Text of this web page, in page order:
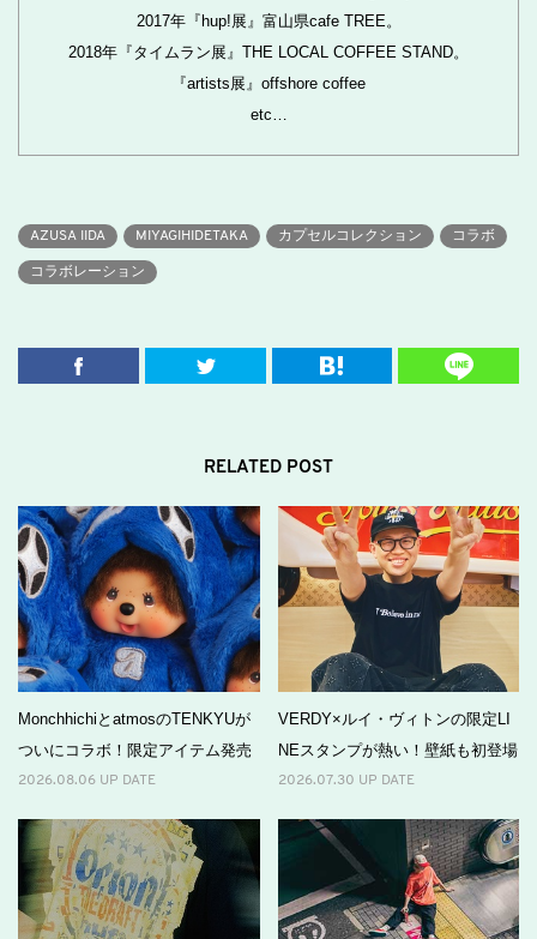
2017年『hup!展』富山県cafe TREE。
2018年『タイムラン展』THE LOCAL COFFEE STAND。
『artists展』offshore coffee
etc…
AZUSA IIDA MIYAGIHIDETAKA カプセルコレクション コラボ
コラボレーション
RELATED POST
MonchhichiとatmosのTENKYUが
ついにコラボ！限定アイテム発売
2026.08.06 UP DATE
VERDY×ルイ・ヴィトンの限定LI
NEスタンプが熱い！壁紙も初登場
2026.07.30 UP DATE